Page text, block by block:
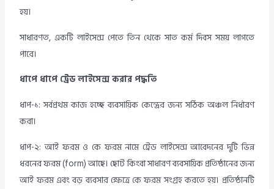
হয়।
সাধারণত, একটি লাইসেন্স পেতে তিন থেকে সাত কর্ম দিবস সময় লাগতে
পারে।
ধাপে ধাপে ট্রেড লাইসেন্স করার পদ্ধতি
ধাপ-১: সর্বপ্রথম কাজ হচ্ছে ব্যবসায়িক কেন্দ্রের জন্য সঠিক অঞ্চল নির্ধারণ
করা।
ধাপ-২: আই ফরম ও কে ফরম নামে ট্রেড লাইসেন্স আবেদনের দুটি ভিন্ন
ধরনের ফরম (form) আছে। ছোট কিংবা সাধারণ ব্যবসায়িক প্রতিষ্ঠানের জন্য
আই ফরম এবং বড় ব্যবসার ক্ষেত্রে কে ফরম সংগ্রহ করতে হয়। প্রতিষ্ঠানটি